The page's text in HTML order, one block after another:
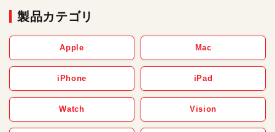
製品カテゴリ
Apple Mac
iPhone iPad
Watch Vision